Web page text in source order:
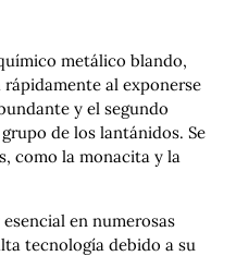
metálico blando,
al exponerse
y el segundo
de los lantánidos. Se
como la monacita y la
en numerosas
tecnología debido a su